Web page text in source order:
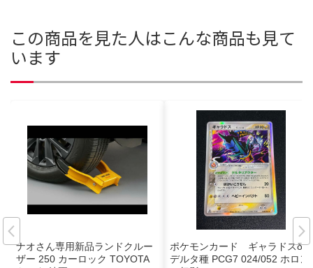
この商品を見た人はこんな商品も見て
います
ナオさん専用新品ランドクルー
ザー 250 カーロック TOYOTA
ポケモンカード ギャラドスδ-
デルタ種 PCG7 024/052 ホロン